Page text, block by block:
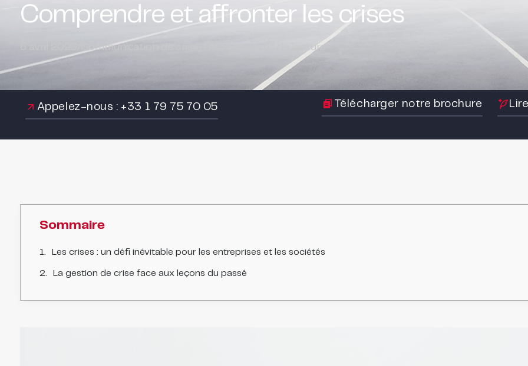
Comprendre et affronter les crises
Communication de crise minutes de lecture
Appelez-nous : +33 1 79 75 70 05 Télécharger notre brochure
Sommaire
Les crises : un défi inévitable pour les entreprises et les sociétés
La gestion de crise face aux leçons du passé